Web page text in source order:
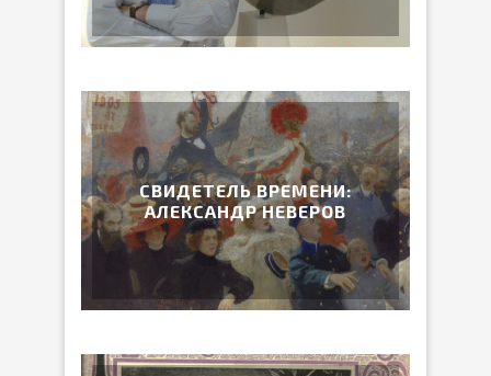
СВИДЕТЕЛЬ ВРЕМЕНИ:
АЛЕКСАНДР НЕВЕРОВ